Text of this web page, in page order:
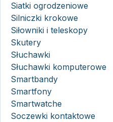
Siatki ogrodzeniowe
Silniczki krokowe
Siłowniki i teleskopy
Skutery
Słuchawki
Słuchawki komputerowe
Smartbandy
Smartfony
Smartwatche
Soczewki kontaktowe